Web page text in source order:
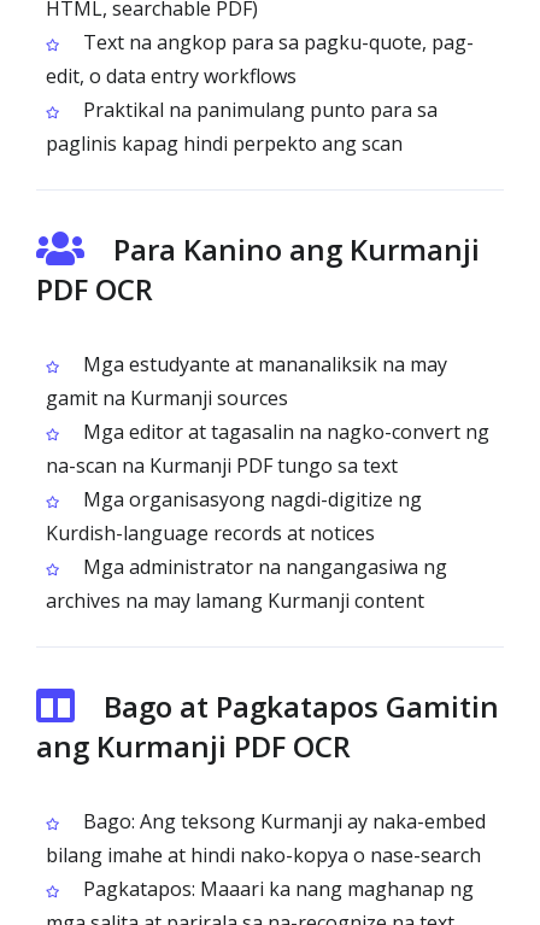
HTML, searchable PDF)
Text na angkop para sa pagku-quote, pag-
edit, o data entry workflows
Praktikal na panimulang punto para sa
paglinis kapag hindi perpekto ang scan
Para Kanino ang Kurmanji
PDF OCR
Mga estudyante at mananaliksik na may
gamit na Kurmanji sources
Mga editor at tagasalin na nagko-convert ng
na-scan na Kurmanji PDF tungo sa text
Mga organisasyong nagdi-digitize ng
Kurdish-language records at notices
Mga administrator na nangangasiwa ng
archives na may lamang Kurmanji content
Bago at Pagkatapos Gamitin
ang Kurmanji PDF OCR
Bago: Ang teksong Kurmanji ay naka-embed
bilang imahe at hindi nako-kopya o nase-search
Pagkatapos: Maaari ka nang maghanap ng